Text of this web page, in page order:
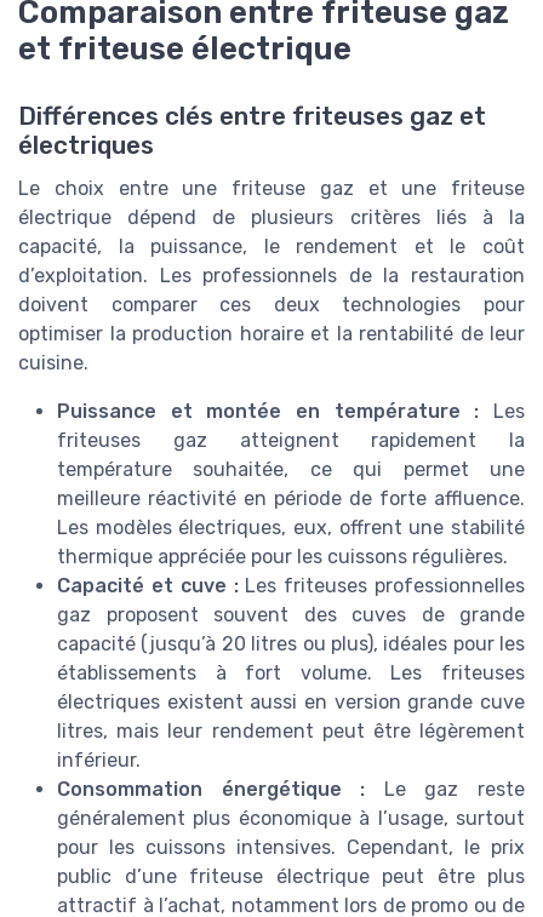
Comparaison entre friteuse gaz
et friteuse électrique
Différences clés entre friteuses gaz et
électriques
Le choix entre une friteuse gaz et une friteuse
électrique dépend de plusieurs critères liés à la
capacité, la puissance, le rendement et le coût
d’exploitation. Les professionnels de la restauration
doivent comparer ces deux technologies pour
optimiser la production horaire et la rentabilité de leur
cuisine.
Puissance et montée en température : Les
friteuses gaz atteignent rapidement la
température souhaitée, ce qui permet une
meilleure réactivité en période de forte affluence.
Les modèles électriques, eux, offrent une stabilité
thermique appréciée pour les cuissons régulières.
Capacité et cuve :Les friteuses professionnelles
gaz proposent souvent des cuves de grande
capacité (jusqu’à 20 litres ou plus), idéales pour les
établissements à fort volume. Les friteuses
électriques existent aussi en version grande cuve
litres, mais leur rendement peut être légèrement
inférieur.
Consommation énergétique : Le gaz reste
généralement plus économique à l’usage, surtout
pour les cuissons intensives. Cependant, le prix
public d’une friteuse électrique peut être plus
attractif à l’achat, notamment lors de promo ou de